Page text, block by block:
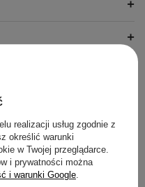
realizacji usług zgodnie z
określić warunki
w Twojej przeglądarce.
i prywatności można
i warunki Google